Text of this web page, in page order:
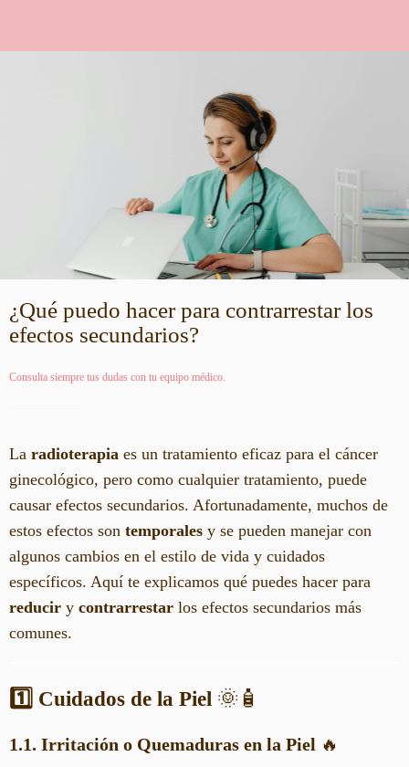
¿Qué puedo hacer para contrarrestar los
efectos secundarios?
Consulta siempre tus dudas con tu equipo médico.
La radioterapia es un tratamiento eficaz para el cáncer
ginecológico, pero como cualquier tratamiento, puede
causar efectos secundarios. Afortunadamente, muchos de
estos efectos son temporales y se pueden manejar con
algunos cambios en el estilo de vida y cuidados
específicos. Aquí te explicamos qué puedes hacer para
reducir y contrarrestar los efectos secundarios más
comunes.
1️⃣ Cuidados de la Piel 🌞🧴
1.1. Irritación o Quemaduras en la Piel 🔥